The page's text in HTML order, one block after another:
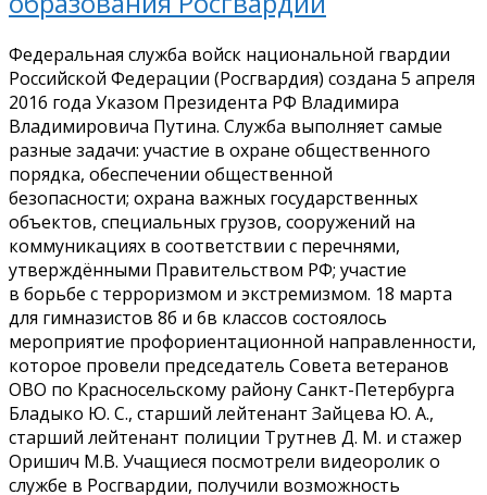
Федеральная служба войск национальной гвардии
Российской Федерации (Росгвардия) создана 5 апреля
2016 года Указом Президента РФ Владимира
Владимировича Путина. Служба выполняет самые
разные задачи: участие в охране общественного
порядка, обеспечении общественной
безопасности; охрана важных государственных
объектов, специальных грузов, сооружений на
коммуникациях в соответствии с перечнями,
утверждёнными Правительством РФ; участие
в борьбе с терроризмом и экстремизмом. 18 марта
для гимназистов 8б и 6в классов состоялось
мероприятие профориентационной направленности,
которое провели председатель Совета ветеранов
ОВО по Красносельскому району Санкт-Петербурга
Бладыко Ю. С., старший лейтенант Зайцева Ю. А.,
старший лейтенант полиции Трутнев Д. М. и стажер
Оришич М.В. Учащиеся посмотрели видеоролик о
службе в Росгвардии, получили возможность